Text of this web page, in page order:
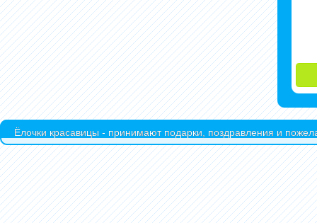
Ёлочки красавицы - принимают подарки, поздравления и